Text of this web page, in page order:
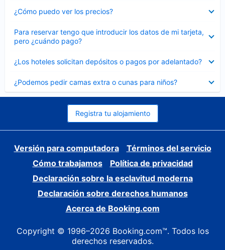
¿Cómo puedo ver los precios?
cerrado
Para reservar tengo que introducir los datos de mi tarjeta,
pero ¿cuándo pago?
cerrado
¿Los hoteles solicitan depósitos o pagos por adelantado?
cerrado
¿Podemos pedir camas extra o cunas para niños?
cerrado
Registra tu alojamiento
Versión para computadora
Términos del servicio
Cómo trabajamos
Política de privacidad
Declaración sobre la esclavitud moderna
Declaración sobre derechos humanos
Acerca de Booking.com
Copyright © 1996–2026 Booking.com™. Todos los
derechos reservados.